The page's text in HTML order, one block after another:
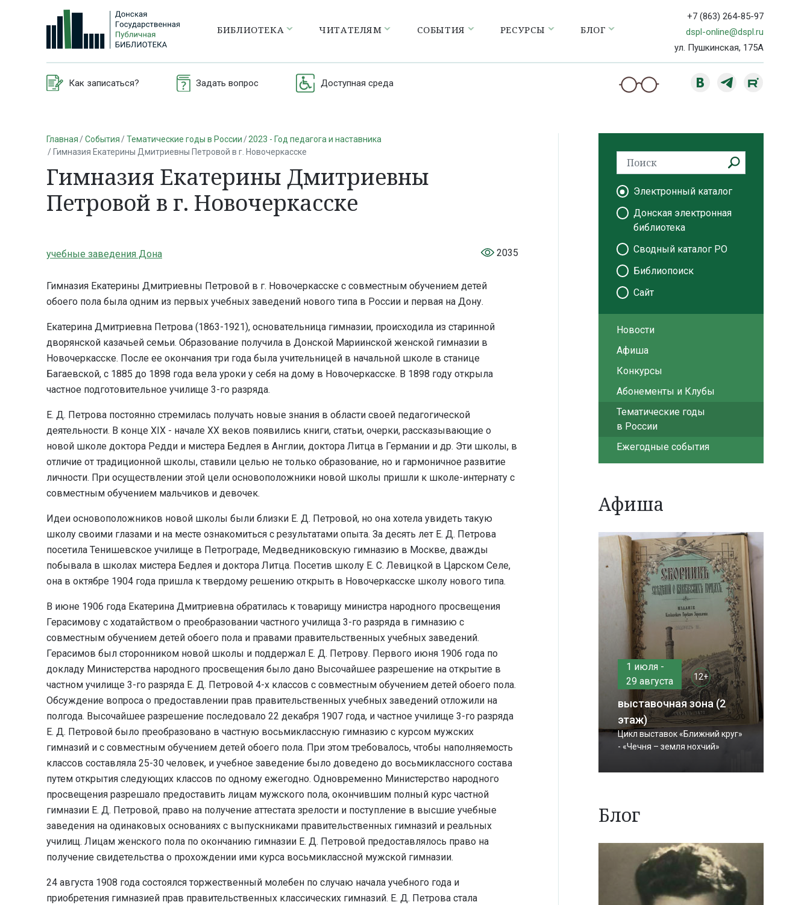
БИБЛИОТЕКА ЧИТАТЕЛЯМ СОБЫТИЯ РЕСУРСЫ БЛОГ
+7 (863) 264-85-97
dspl-online@dspl.ru
ул. Пушкинская, 175А
Как записаться? Задать вопрос Доступная среда
Главная События Тематические годы в России
2023 - Год педагога и наставника
Гимназия Екатерины Дмитриевны Петровой в г. Новочеркасске
Гимназия Екатерины Дмитриевны
Петровой в г. Новочеркасске
учебные заведения Дона 2035
Гимназия Екатерины Дмитриевны Петровой в г. Новочеркасске с совместным обучением детей
обоего пола была одним из первых учебных заведений нового типа в России и первая на Дону.
Екатерина Дмитриевна Петрова (1863-1921), основательница гимназии, происходила из старинной
дворянской казачьей семьи. Образование получила в Донской Мариинской женской гимназии в
Новочеркасске. После ее окончания три года была учительницей в начальной школе в станице
Багаевской, с 1885 до 1898 года вела уроки у себя на дому в Новочеркасске. В 1898 году открыла
частное подготовительное училище 3-го разряда.
Е. Д. Петрова постоянно стремилась получать новые знания в области своей педагогической
деятельности. В конце XIX - начале XX веков появились книги, статьи, очерки, рассказывающие о
новой школе доктора Редди и мистера Бедлея в Англии, доктора Литца в Германии и др. Эти школы, в
отличие от традиционной школы, ставили целью не только образование, но и гармоничное развитие
личности. При осуществлении этой цели основоположники новой школы пришли к школе-интернату с
совместным обучением мальчиков и девочек.
Идеи основоположников новой школы были близки Е. Д. Петровой, но она хотела увидеть такую
школу своими глазами и на месте ознакомиться с результатами опыта. За десять лет Е. Д. Петрова
посетила Тенишевское училище в Петрограде, Медведниковскую гимназию в Москве, дважды
побывала в школах мистера Бедлея и доктора Литца. Посетив школу Е. С. Левицкой в Царском Селе,
она в октябре 1904 года пришла к твердому решению открыть в Новочеркасске школу нового типа.
В июне 1906 года Екатерина Дмитриевна обратилась к товарищу министра народного просвещения
Герасимову с ходатайством о преобразовании частного училища 3-го разряда в гимназию с
совместным обучением детей обоего пола и правами правительственных учебных заведений.
Герасимов был сторонником новой школы и поддержал Е. Д. Петрову. Первого июня 1906 года по
докладу Министерства народного просвещения было дано Высочайшее разрешение на открытие в
частном училище 3-го разряда Е. Д. Петровой 4-х классов с совместным обучением детей обоего пола.
Обсуждение вопроса о предоставлении прав правительственных учебных заведений отложили на
полгода. Высочайшее разрешение последовало 22 декабря 1907 года, и частное училище 3-го разряда
Е. Д. Петровой было преобразовано в частную восьмиклассную гимназию с курсом мужских
гимназий и с совместным обучением детей обоего пола. При этом требовалось, чтобы наполняемость
классов составляла 25-30 человек, и учебное заведение было доведено до восьмиклассного состава
путем открытия следующих классов по одному ежегодно. Одновременно Министерство народного
просвещения разрешало предоставить лицам мужского пола, окончившим полный курс частной
гимназии Е. Д. Петровой, право на получение аттестата зрелости и поступление в высшие учебные
заведения на одинаковых основаниях с выпускниками правительственных гимназий и реальных
училищ. Лицам женского пола по окончанию гимназии Е. Д. Петровой предоставлялось право на
получение свидетельства о прохождении ими курса восьмиклассной мужской гимназии.
24 августа 1908 года состоялся торжественный молебен по случаю начала учебного года и
приобретения гимназией прав правительственных классических гимназий. Е. Д. Петрова стала
Электронный каталог
Донская электронная
библиотека
Сводный каталог РО
Библиопоиск
Сайт
Новости
Афиша
Конкурсы
Абонементы и Клубы
Тематические годы
в России
Ежегодные события
Афиша
1 июля -
29 августа
12+
выставочная зона (2
этаж)
Цикл выставок «Ближний круг»
- «Чечня – земля нохчий»
Блог